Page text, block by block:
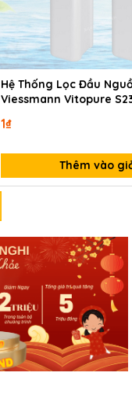
Hệ Thống Lọc Đầu
Viessmann Vitopure
1₫
Thêm vào